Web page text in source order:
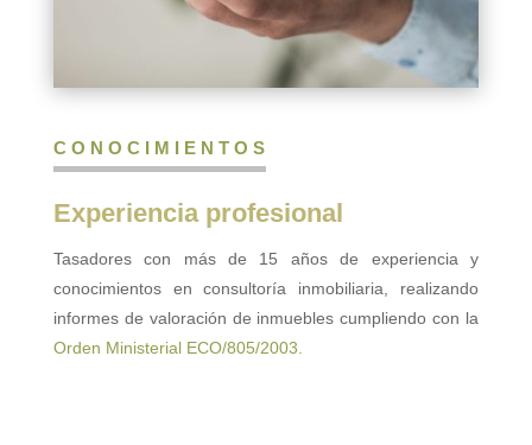
CONOCIMIENTOS
Experiencia profesional
Tasadores con más de 15 años de experiencia y
conocimientos en consultoría inmobiliaria, realizando
informes de valoración de inmuebles cumpliendo con la
Orden Ministerial ECO/805/2003.